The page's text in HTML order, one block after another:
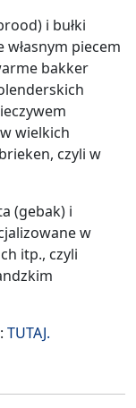
i bułki
piecem
bakker
wielkich
czyli w
(gebak) i
w
itp., czyli
TUTAJ.